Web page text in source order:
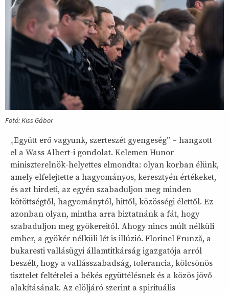
Fotó: Kiss Gábor
„Együtt erő vagyunk, szerteszét gyengeség” – hangzott
el a Wass Albert-i gondolat. Kelemen Hunor
miniszterelnök-helyettes elmondta: olyan korban élünk,
amely elfelejtette a hagyományos, keresztyén értékeket,
és azt hirdeti, az egyén szabaduljon meg minden
kötöttségtől, hagyománytól, hittől, közösségi élettől. Ez
azonban olyan, mintha arra biztatnánk a fát, hogy
szabaduljon meg gyökereitől. Ahogy nincs múlt nélküli
ember, a gyökér nélküli lét is illúzió. Florinel Frunză, a
bukaresti vallásügyi államtitkárság igazgatója arról
beszélt, hogy a vallásszabadság, tolerancia, kölcsönös
tisztelet feltételei a békés együttélésnek és a közös jövő
alakításának. Az elöljáró szerint a spirituális